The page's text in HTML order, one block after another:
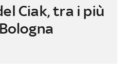
Ciak, tra i più